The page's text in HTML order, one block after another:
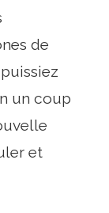
de
un coup
et